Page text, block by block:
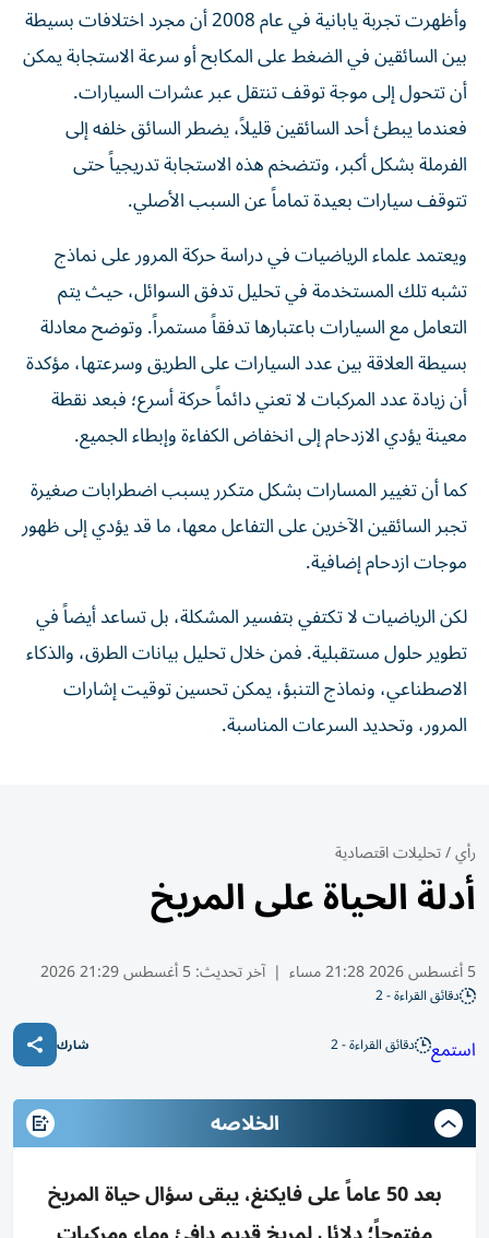
وأظهرت تجربة يابانية في عام 2008 أن مجرد اختلافات بسيطة
بين السائقين في الضغط على المكابح أو سرعة الاستجابة يمكن
أن تتحول إلى موجة توقف تنتقل عبر عشرات السيارات.
فعندما يبطئ أحد السائقين قليلاً، يضطر السائق خلفه إلى
الفرملة بشكل أكبر، وتتضخم هذه الاستجابة تدريجياً حتى
تتوقف سيارات بعيدة تماماً عن السبب الأصلي.
ويعتمد علماء الرياضيات في دراسة حركة المرور على نماذج
تشبه تلك المستخدمة في تحليل تدفق السوائل، حيث يتم
التعامل مع السيارات باعتبارها تدفقاً مستمراً. وتوضح معادلة
بسيطة العلاقة بين عدد السيارات على الطريق وسرعتها، مؤكدة
أن زيادة عدد المركبات لا تعني دائماً حركة أسرع؛ فبعد نقطة
معينة يؤدي الازدحام إلى انخفاض الكفاءة وإبطاء الجميع.
كما أن تغيير المسارات بشكل متكرر يسبب اضطرابات صغيرة
تجبر السائقين الآخرين على التفاعل معها، ما قد يؤدي إلى ظهور
موجات ازدحام إضافية.
لكن الرياضيات لا تكتفي بتفسير المشكلة، بل تساعد أيضاً في
تطوير حلول مستقبلية. فمن خلال تحليل بيانات الطرق، والذكاء
الاصطناعي، ونماذج التنبؤ، يمكن تحسين توقيت إشارات
المرور، وتحديد السرعات المناسبة.
رأي/تحليلات اقتصادية
أدلة الحياة على المريخ
5 أغسطس 2026 21:28 مساء | آخر تحديث:5 أغسطس 21:29 2026
دقائق القراءة - 2
استمع دقائق القراءة - 2 شارك
الخلاصه
بعد 50 عاماً على فايكنغ، يبقى سؤال حياة المريخ